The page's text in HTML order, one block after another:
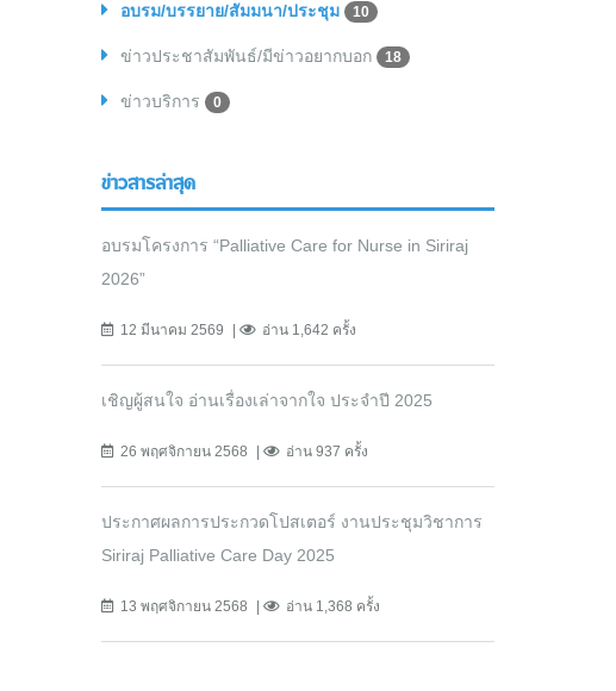
อบรม/บรรยาย/สัมมนา/ประชุม 10
ข่าวประชาสัมพันธ์/มีข่าวอยากบอก 18
ข่าวบริการ 0
ข่าวสารล่าสุด
อบรมโครงการ “Palliative Care for Nurse in Siriraj
2026”
12 มีนาคม 2569 อ่าน 1,642 ครั้ง
เชิญผู้สนใจ อ่านเรื่องเล่าจากใจ ประจำปี 2025
26 พฤศจิกายน 2568 อ่าน 937 ครั้ง
ประกาศผลการประกวดโปสเตอร์ งานประชุมวิชาการ
Siriraj Palliative Care Day 2025
13 พฤศจิกายน 2568 อ่าน 1,368 ครั้ง